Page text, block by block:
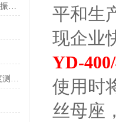
10KV变频串联谐振是什么(变频串联谐振的优点和原理)
智能化全自动HCJ-9201绝缘油介电强度测试仪
平和生
现企业
YD-
使用时
丝母座